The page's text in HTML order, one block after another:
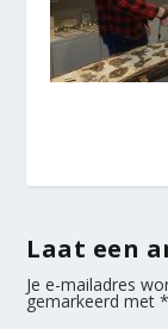
Laat een
Je e-mailadres
gemarkeerd met*